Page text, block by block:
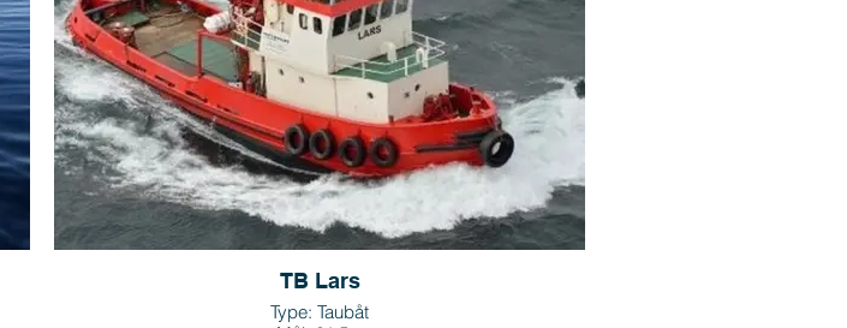
TB Lars
Type: Taubåt